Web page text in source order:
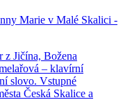
Marie v Malé Skalici -
z Jičína, Božena
– klavírní
slovo. Vstupné
Česká Skalice a